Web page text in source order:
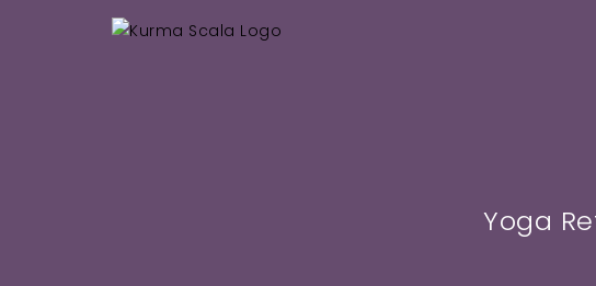
Yoga